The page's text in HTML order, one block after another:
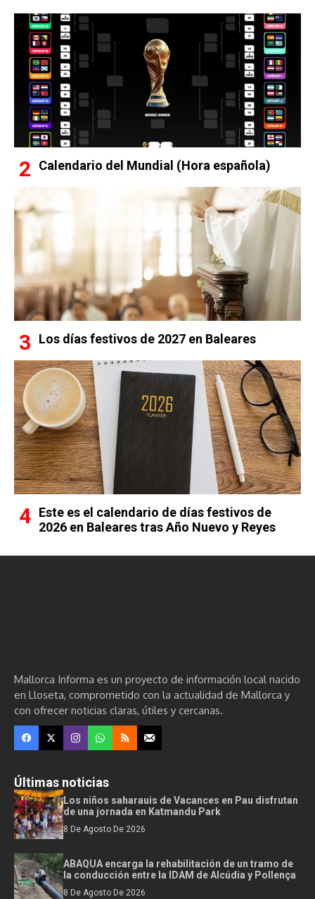
Calendario del Mundial (Hora española)
Los días festivos de 2027 en Baleares
Este es el calendario de días festivos de
2026 en Baleares tras Año Nuevo y Reyes
Mallorca Informa es un proyecto de información local nacido
en Lloseta, comprometido con la actualidad de Mallorca y
con ofrecer noticias claras, útiles y cercanas.
Últimas noticias
Los niños saharauis de Vacances en Pau disfrutan
de una jornada en Katmandu Park
8 De Agosto De 2026
ABAQUA encarga la rehabilitación de un tramo de
la conducción entre la IDAM de Alcúdia y Pollença
8 De Agosto De 2026